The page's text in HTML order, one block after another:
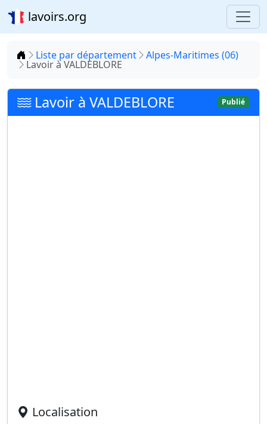
lavoirs.org
Accueil
Liste par département Alpes-Maritimes (06)
Lavoir à VALDEBLORE
Lavoir à VALDEBLORE Publié
Localisation